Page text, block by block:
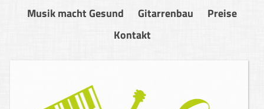
Musik macht Gesund
Gitarrenbau
Preise
Kontakt